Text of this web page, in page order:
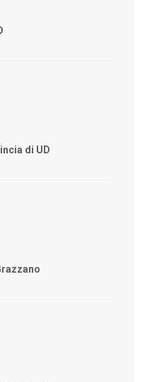
di UD